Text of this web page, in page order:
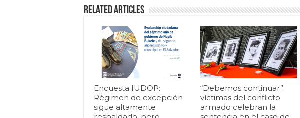
Related Articles
Encuesta IUDOP:
Régimen de excepción
sigue altamente
“Debemos continuar”:
víctimas del conflicto
armado celebran la